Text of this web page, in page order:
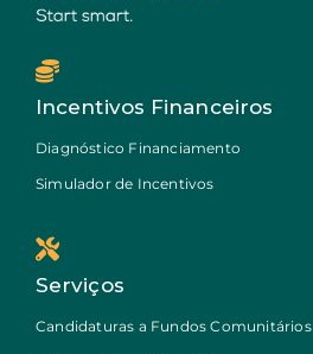
Incentivos Financeiros
Diagnóstico Financiamento
Simulador de Incentivos
Serviços
Candidaturas a Fundos Comunitários